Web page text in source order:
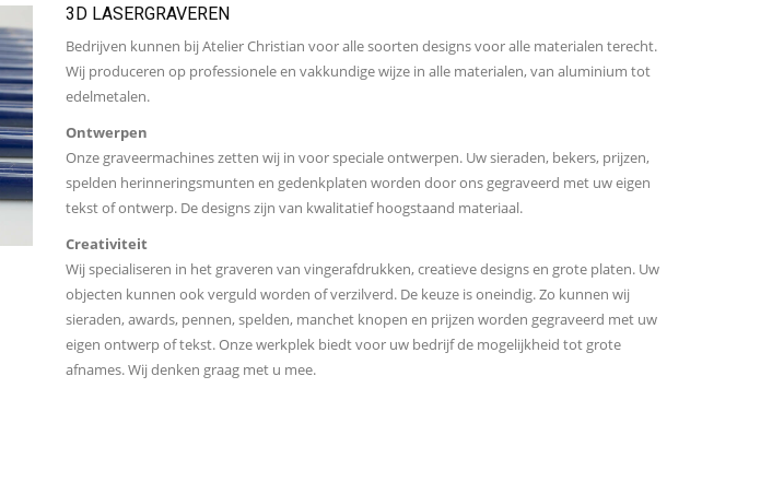
3D LASERGRAVEREN
Bedrijven kunnen bij Atelier Christian voor alle soorten designs voor alle materialen terecht.
Wij produceren op professionele en vakkundige wijze in alle materialen, van aluminium tot
edelmetalen.
Ontwerpen
Onze graveermachines zetten wij in voor speciale ontwerpen. Uw sieraden, bekers, prijzen,
spelden herinneringsmunten en gedenkplaten worden door ons gegraveerd met uw eigen
tekst of ontwerp. De designs zijn van kwalitatief hoogstaand materiaal.
Creativiteit
Wij specialiseren in het graveren van vingerafdrukken, creatieve designs en grote platen. Uw
objecten kunnen ook verguld worden of verzilverd. De keuze is oneindig. Zo kunnen wij
sieraden, awards, pennen, spelden, manchet knopen en prijzen worden gegraveerd met uw
eigen ontwerp of tekst. Onze werkplek biedt voor uw bedrijf de mogelijkheid tot grote
afnames. Wij denken graag met u mee.